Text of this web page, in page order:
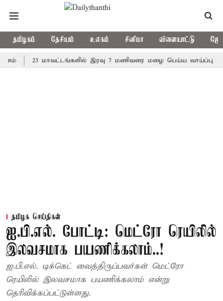
தமிழகம் தேசியம் உலகம் சினிமா விளையாட்டு
23 மாவட்டங்களில் இரவு 7 மணிவரை மழை பெய்ய வாய்ப்பு
தமிழக செய்திகள்
ஐ.பி.எல். போட்டி: மெட்ரோ ரெயிலில்
இலவசமாக பயணிக்கலாம்..!
ஐ.பி.எல். டிக்கெட் வைத்திருப்பவர்கள் மெட்ரோ
ரெயிலில் இலவசமாக பயணிக்கலாம் என்று
தெரிவிக்கப்பட்டுள்ளது.